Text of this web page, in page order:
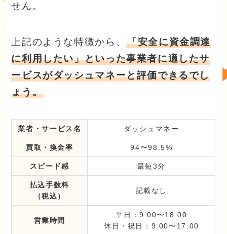
せん。
上記のような特徴から、「安全に資金調達
に利用したい」といった事業者に適したサ
ービスがダッシュマネーと評価できるでし
ょう。
業者・サービス名 ダッシュマネー
買取・換金率 94〜98.5%
スピード感 最短3分
払込手数料
（税込）
記載なし
営業時間
平日：9:00〜18:00
休日・祝日：9:00〜17:00